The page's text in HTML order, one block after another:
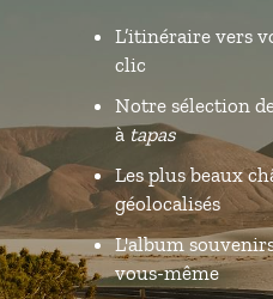
L’itinéraire vers
clic
Notre sélection
àtapas
Les plus beaux
géolocalisés
L'album
vous-même